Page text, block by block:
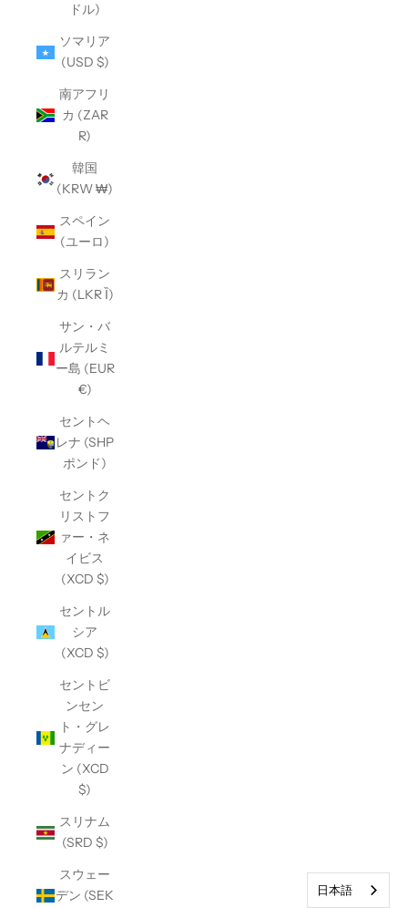
ドル)
ソマリア
(USD $)
南アフリ
カ (ZAR
R)
韓国
(KRW ₩)
スペイン
(ユーロ)
スリラン
カ (LKR Ȉ)
サン・バ
ルテルミ
ー島 (EUR
€)
セントヘ
レナ (SHP
ポンド)
セントク
リストフ
ァー・ネ
イビス
(XCD $)
セントル
シア
(XCD $)
セントビ
ンセン
ト・グレ
ナディー
ン (XCD
$)
スリナム
(SRD $)
スウェー
デン (SEK
日本語